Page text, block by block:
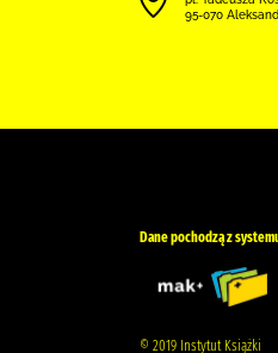
95-070
Dane pochodzą z
© 2019 Instytut Książki